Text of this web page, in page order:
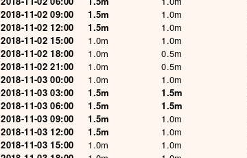
2018-11-02 09:00
2018-11-02 12:00
2018-11-02 15:00
2018-11-02 18:00
2018-11-02 21:00
2018-11-03 00:00
2018-11-03 03:00
2018-11-03 06:00
2018-11-03 09:00
2018-11-03 12:00
2018-11-03 15:00
1.5m
1.5m
1.0m
1.0m
1.0m
1.0m
1.5m
1.5m
1.5m
1.5m
1.0m
1.0m
1.0m
1.0m
0.5m
0.5m
1.0m
1.5m
1.5m
1.0m
1.0m
1.0m